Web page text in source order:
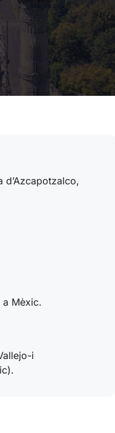
d’Azcapotzalco,
a Mèxic.
i